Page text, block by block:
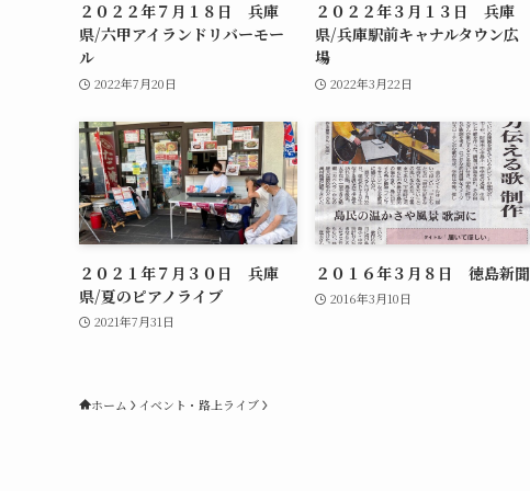
２０２２年７月１８日 兵庫
県/六甲アイランドリバーモー
ル
2022年7月20日
２０２２年３月１３日 兵庫
県/兵庫駅前キャナルタウン広
場
2022年3月22日
２０２１年７月３０日 兵庫
県/夏のピアノライブ
2021年7月31日
２０１６年３月８日 徳島新聞
2016年3月10日
ホーム イベント・路上ライブ